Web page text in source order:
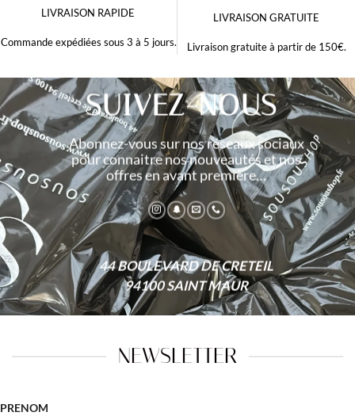
LIVRAISON RAPIDE
Commande expédiées sous 3 à 5 jours.
LIVRAISON GRATUITE
Livraison gratuite à partir de 150€.
SUIVEZ-NOUS
Abonnez-vous sur nos réseaux sociaux
pour connaitre nos nouveautés et nos
offres en avant première…
44 BOULEVARD DE CRETEIL
94100 SAINT MAUR
NEWSLETTER
PRENOM